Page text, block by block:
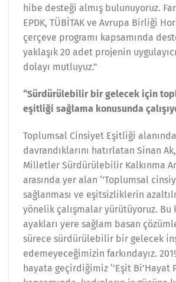
hibe desteği almış bulunuyoruz.
EPDK, TÜBİTAK ve Avrupa Birliği
çerçeve programı kapsamında
yaklaşık 20 adet projenin
dolayı mutluyuz.”
“Sürdürülebilir bir gelecek için
eşitliği sağlama konusunda
Toplumsal Cinsiyet Eşitliği
davrandıklarını hatırlatan Sinan
Milletler Sürdürülebilir Kalkınma
arasında yer alan ‘’Toplumsal
sağlanması ve eşitsizliklerin
yönelik çalışmalar yürütüyoruz. Bu
ayakları yere sağlam basan
sürece sürdürülebilir bir gelecek
edemeyeceğimizin farkındayız.
hayata geçirdiğimiz ‘’Eşit Bi’Hayat